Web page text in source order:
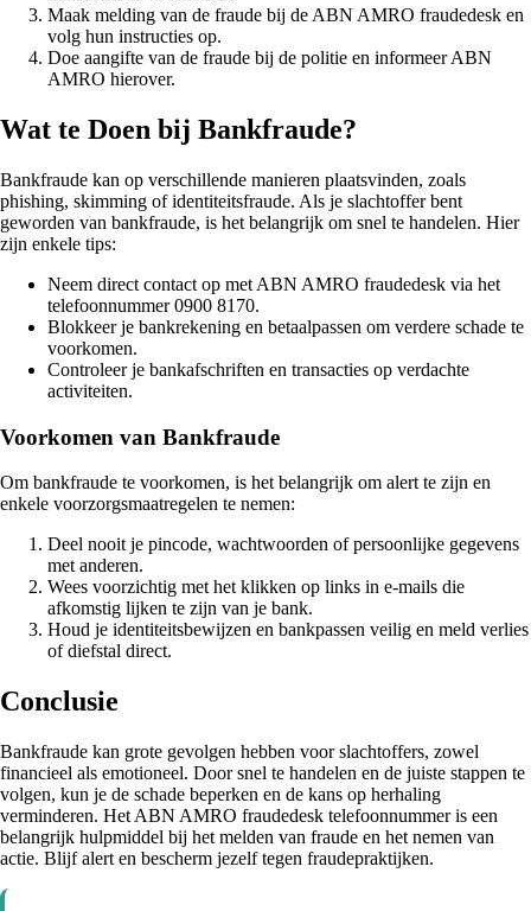
Maak melding van de fraude bij de ABN AMRO fraudedesk en
volg hun instructies op.
Doe aangifte van de fraude bij de politie en informeer ABN
AMRO hierover.
Wat te Doen bij Bankfraude?
Bankfraude kan op verschillende manieren plaatsvinden, zoals
phishing, skimming of identiteitsfraude. Als je slachtoffer bent
geworden van bankfraude, is het belangrijk om snel te handelen. Hier
zijn enkele tips:
Neem direct contact op met ABN AMRO fraudedesk via het
telefoonnummer 0900 8170.
Blokkeer je bankrekening en betaalpassen om verdere schade te
voorkomen.
Controleer je bankafschriften en transacties op verdachte
activiteiten.
Voorkomen van Bankfraude
Om bankfraude te voorkomen, is het belangrijk om alert te zijn en
enkele voorzorgsmaatregelen te nemen:
Deel nooit je pincode, wachtwoorden of persoonlijke gegevens
met anderen.
Wees voorzichtig met het klikken op links in e-mails die
afkomstig lijken te zijn van je bank.
Houd je identiteitsbewijzen en bankpassen veilig en meld verlies
of diefstal direct.
Conclusie
Bankfraude kan grote gevolgen hebben voor slachtoffers, zowel
financieel als emotioneel. Door snel te handelen en de juiste stappen te
volgen, kun je de schade beperken en de kans op herhaling
verminderen. Het ABN AMRO fraudedesk telefoonnummer is een
belangrijk hulpmiddel bij het melden van fraude en het nemen van
actie. Blijf alert en bescherm jezelf tegen fraudepraktijken.